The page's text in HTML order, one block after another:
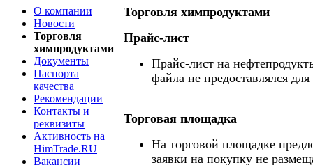
О компании
Новости
Торговля
химпродуктами
Документы
Паспорта
качества
Рекомендации
Контакты и
реквизиты
Активность на
HimTrade.RU
Вакансии
Торговля химпродуктами
Прайс-лист
Прайс-лист на
файла не предоставлялся
Торговая площадка
На торговой площадке
заявки на покупку не